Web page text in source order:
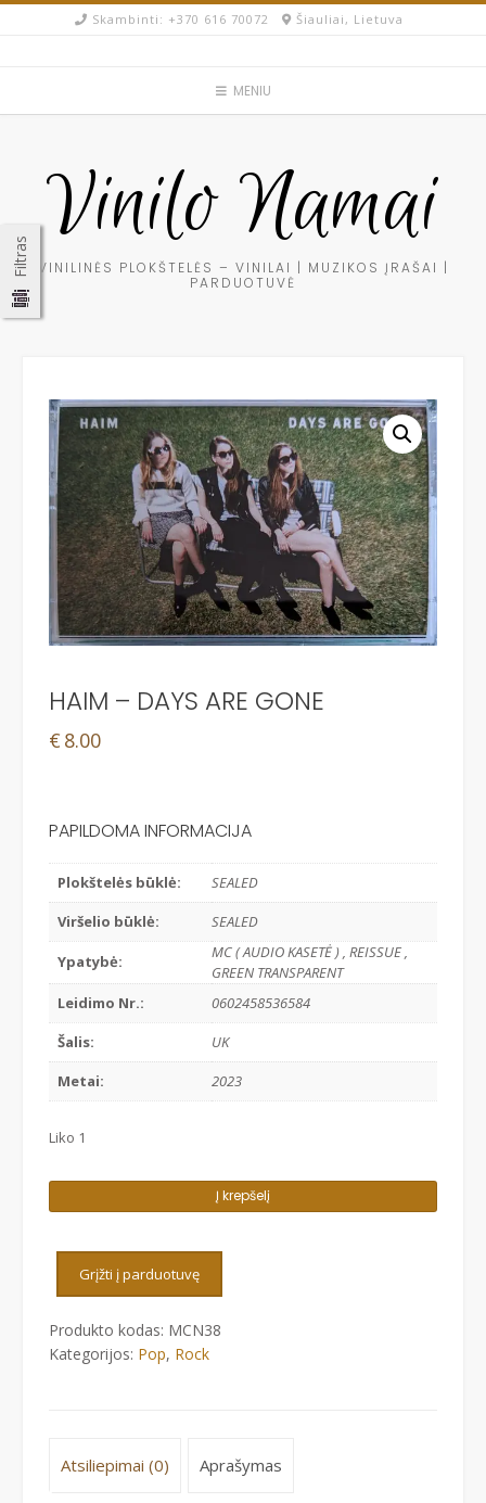
Skip
Skambinti: +370 616 70072​ Šiauliai, Lietuva
MENIU
Vinilo Namai
VINILINĖS PLOKŠTELĖS – VINILAI | MUZIKOS ĮRAŠAI |
PARDUOTUVĖ
HAIM – DAYS ARE GONE
€ 8.00
PAPILDOMA INFORMACIJA
Plokštelės būklė:
SEALED
Viršelio būklė:
SEALED
Ypatybė:
MC ( AUDIO KASETĖ ) , REISSUE ,
GREEN TRANSPARENT
Leidimo Nr.:
0602458536584
Šalis:
UK
Metai:
2023
Liko 1
kiekis:
DAYS
GONE
Į krepšelį
Grįžti į parduotuvę
Produkto kodas: MCN38
Kategorijos: Pop, Rock
Atsiliepimai (0) Aprašymas
Filtras